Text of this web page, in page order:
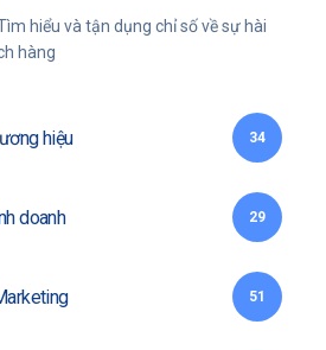
hiểu và tận dụng chỉ số về sự hài
hàng
hiệu 34
doanh 29
51